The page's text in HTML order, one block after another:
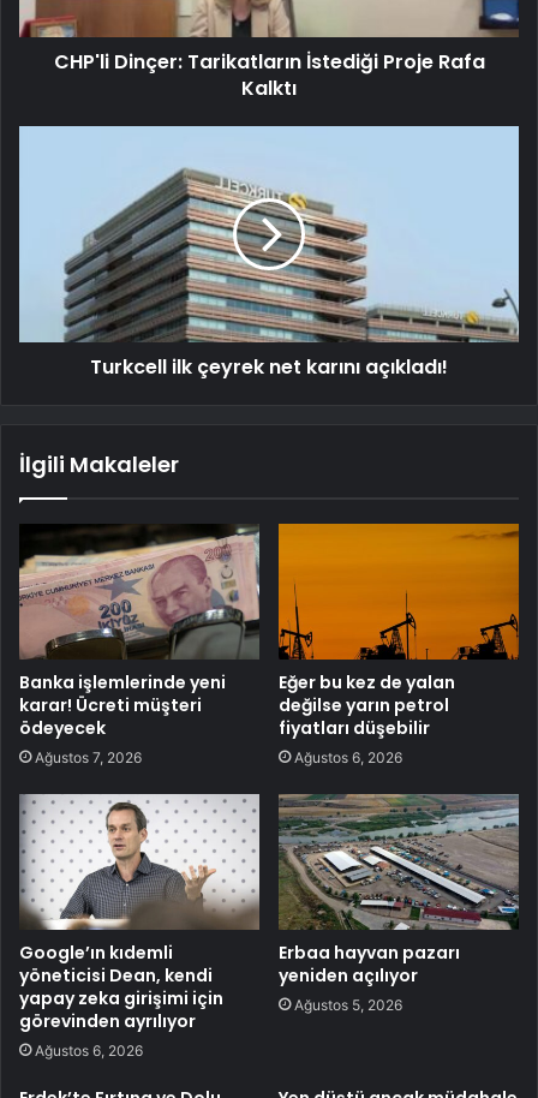
CHP'li Dinçer: Tarikatların İstediği Proje Rafa
Kalktı
Turkcell ilk çeyrek net karını açıkladı!
İlgili Makaleler
Banka işlemlerinde yeni
karar! Ücreti müşteri
ödeyecek
Ağustos 7, 2026
Eğer bu kez de yalan
değilse yarın petrol
fiyatları düşebilir
Ağustos 6, 2026
Google’ın kıdemli
yöneticisi Dean, kendi
yapay zeka girişimi için
görevinden ayrılıyor
Ağustos 6, 2026
Erbaa hayvan pazarı
yeniden açılıyor
Ağustos 5, 2026